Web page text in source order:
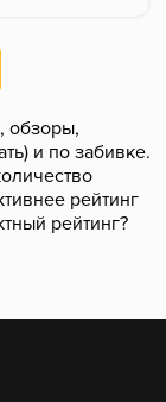
обзоры,
и по забивке.
рейтинг
рейтинг?